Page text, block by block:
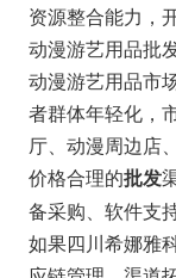
资源整合能力，
动漫游艺用品批
动漫游艺用品市
者群体年轻化，
厅、动漫周边店
价格合理的批发
备采购、软件支
如果四川希娜雅